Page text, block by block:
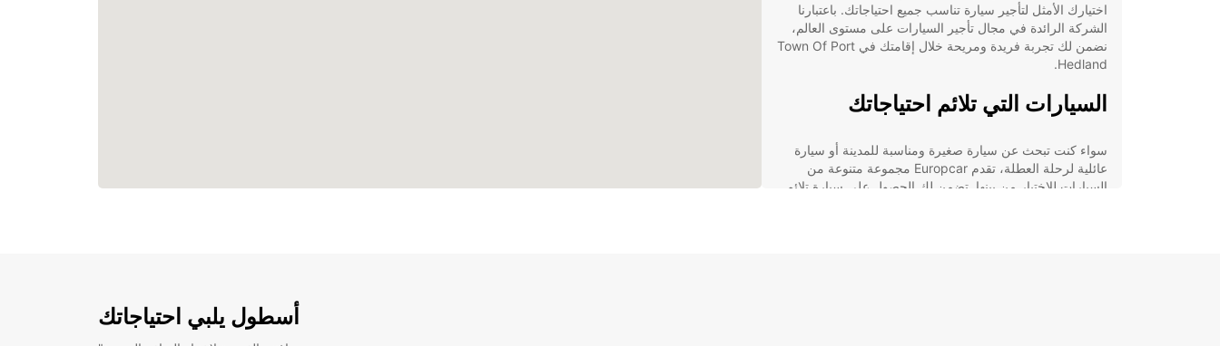
اختيارك الأمثل لتأجير سيارة تناسب جميع احتياجاتك. باعتبارنا
الشركة الرائدة في مجال تأجير السيارات على مستوى العالم،
نضمن لك تجربة فريدة ومريحة خلال إقامتك في Town Of Port
Hedland.
السيارات التي تلائم احتياجاتك
سواء كنت تبحث عن سيارة صغيرة ومناسبة للمدينة أو سيارة
عائلية لرحلة العطلة، تقدم Europcar مجموعة متنوعة من
السيارات للاختيار من بينها. تضمن لك الحصول على سيارة تلائم
أسطول يلبي احتياجاتك